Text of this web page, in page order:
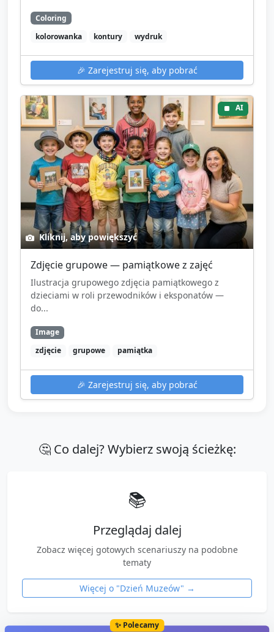
Coloring
kolorowanka
kontury wydruk
🎉 Zarejestruj się, aby pobrać
AI
Kliknij, aby powiększyć
Zdjęcie grupowe — pamiątkowe z zajęć
Ilustracja grupowego zdjęcia pamiątkowego z
dzieciami w roli przewodników i eksponatów —
do...
Image
zdjęcie
grupowe pamiątka
🎉 Zarejestruj się, aby pobrać
🤔 Co dalej? Wybierz swoją ścieżkę:
📚
Przeglądaj dalej
Zobacz więcej gotowych scenariuszy na podobne
tematy
Więcej o "Dzień Muzeów" →
✨ Polecamy